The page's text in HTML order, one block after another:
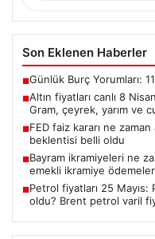
Son Eklenen Haberler
■Günlük Burç Yorumları:
■Altın fiyatları canlı 8
Gram, çeyrek, yarım ve
■FED faiz kararı ne zaman
beklentisi belli oldu
■Bayram ikramiyeleri ne
emekli ikramiye
■Petrol fiyatları 25
oldu? Brent petrol varil